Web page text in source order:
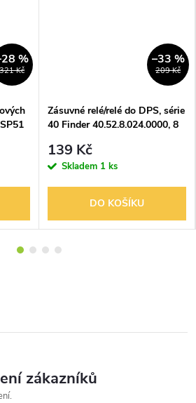
321 Kč
%
209 Kč
–33 %
Zásuvné relé/relé do DPS, série
40 Finder 40.52.8.024.0000, 8
139 Kč
Skladem 1 ks
DO KOŠÍKU
zákazníků